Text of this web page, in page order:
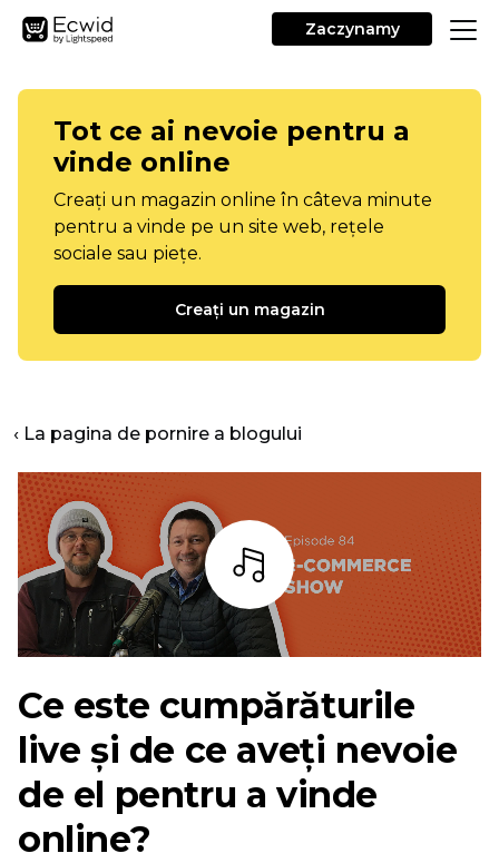
Zaczynamy
Tot ce ai nevoie pentru a
vinde online
Creați un magazin online în câteva minute
pentru a vinde pe un site web, rețele
sociale sau piețe.
Creați un magazin
‹ La pagina de pornire a blogului
Asculta
Ce este cumpărăturile
live și de ce aveți nevoie
de el pentru a vinde
online?